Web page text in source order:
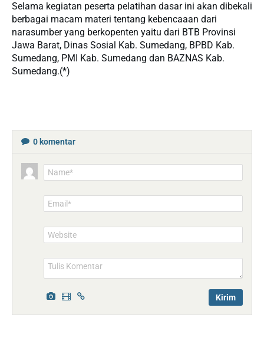
Selama kegiatan peserta pelatihan dasar ini akan dibekali
berbagai macam materi tentang kebencaaan dari
narasumber yang berkopenten yaitu dari BTB Provinsi
Jawa Barat, Dinas Sosial Kab. Sumedang, BPBD Kab.
Sumedang, PMI Kab. Sumedang dan BAZNAS Kab.
Sumedang.(*)
0 komentar
Name*
Email*
Website